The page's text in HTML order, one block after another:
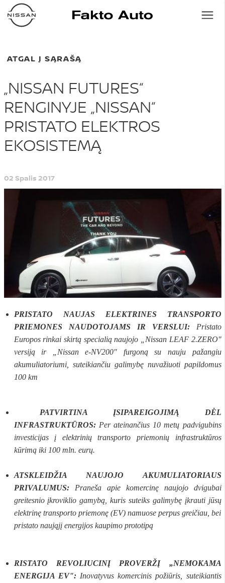
ATGAL Į SĄRAŠĄ
„NISSAN FUTURES“
RENGINYJE „NISSAN“
PRISTATO ELEKTROS
EKOSISTEMĄ
02 Spalis 2017
PRISTATO NAUJAS ELEKTRINES TRANSPORTO
PRIEMONES NAUDOTOJAMS IR VERSLUI:Pristato
Europos rinkai skirtą specialią naujojo „Nissan LEAF 2.ZERO"
versiją ir „Nissan e-NV200" furgoną su nauju pažangiu
akumuliatoriumi, suteikiančiu galimybę nuvažiuoti papildomus
100 km
PATVIRTINA ĮSIPAREIGOJIMĄ DĖL
INFRASTRUKTŪROS:Per ateinančius 10 metų padvigubins
investicijas į elektrinių transporto priemonių infrastruktūros
kūrimą iki 100 mln. eurų.
ATSKLEIDŽIA NAUJOJO AKUMULIATORIAUS
PRIVALUMUS: Praneša apie komercinę naujojo dvigubai
greitesnio įkroviklio gamybą, kuris suteiks galimybę įkrauti jūsų
elektrinę transporto priemonę (EV) namuose perpus greičiau, bei
pristato naująjį energijos kaupimo prototipą
RISTATO REVOLIUCINĮ PROVERŽĮ „NEMOKAMA
ENERGIJA EV":Inovatyvus komercinis požiūris, suteikiantis